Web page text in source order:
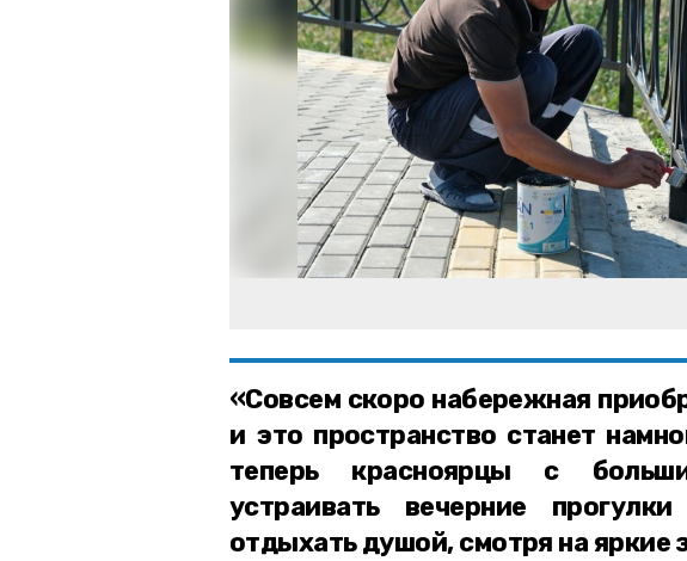
«Совсем скоро набережная
и это пространство станет
теперь красноярцы с
устраивать вечерние
отдыхать душой, смотря на яркие